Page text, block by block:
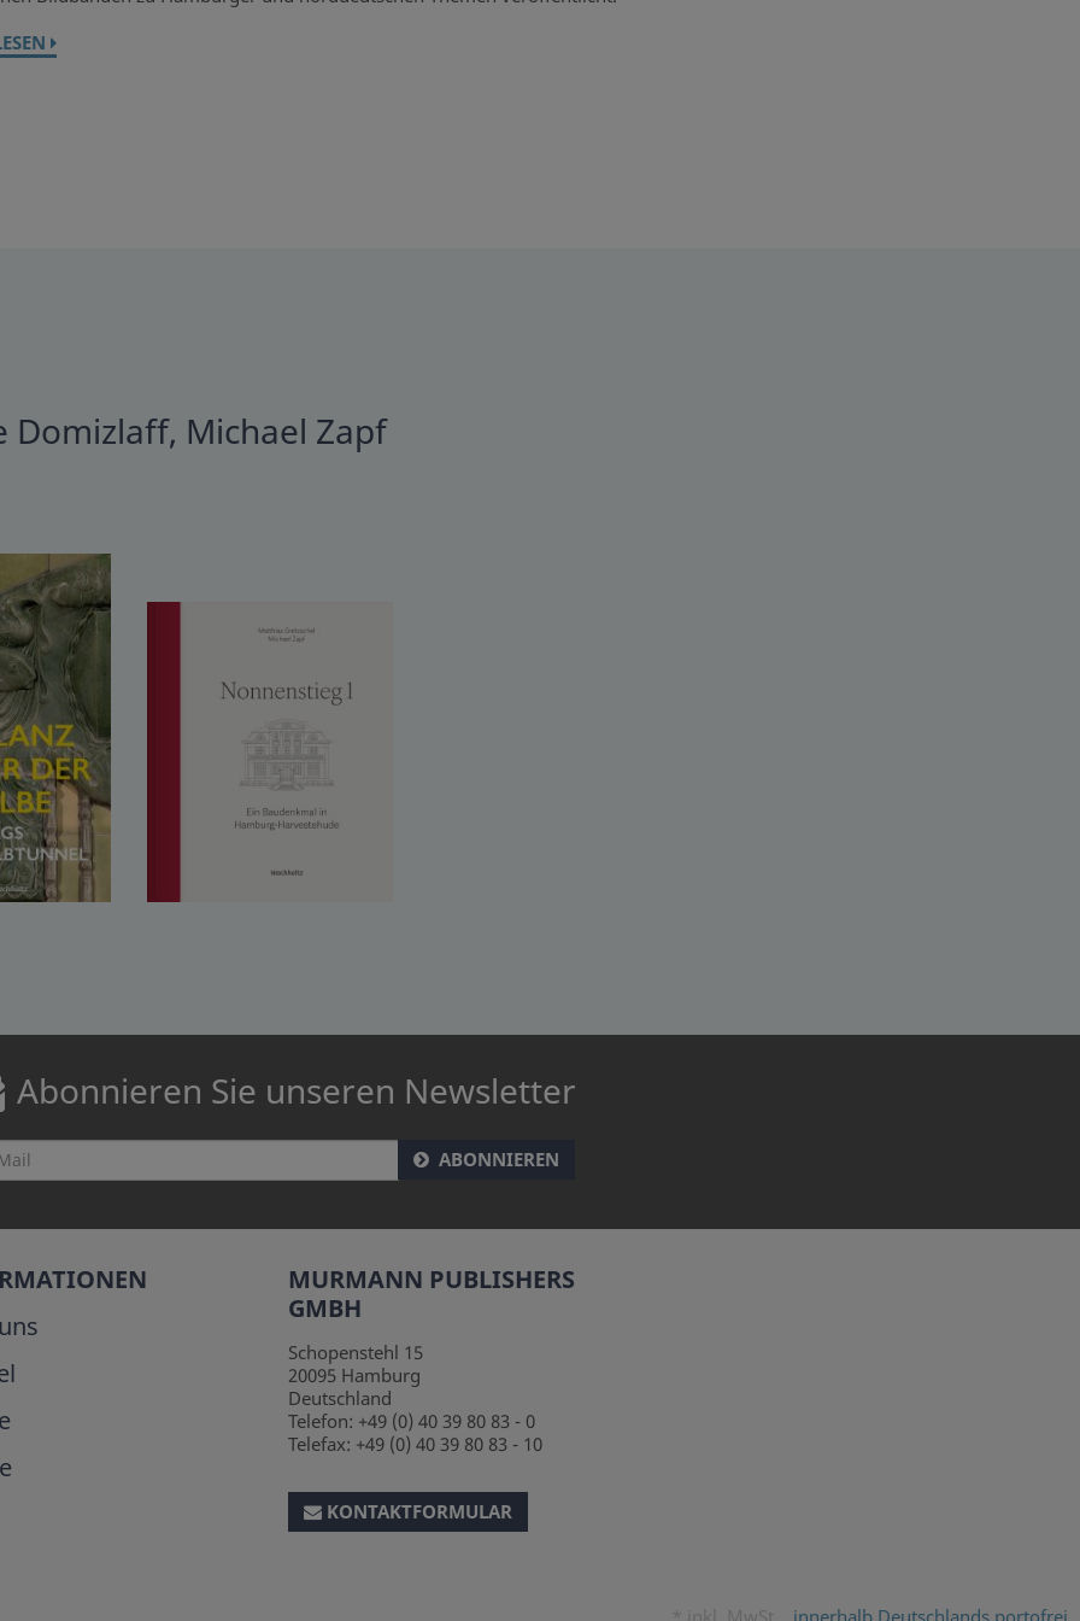
Domizlaff, Michael Zapf
Abonnieren Sie unseren Newsletter
ABONNIEREN
MURMANN PUBLISHERS
GMBH
Schopenstehl 15
20095 Hamburg
Deutschland
Telefon: +49 (0) 40 39 80 83 - 0
Telefax: +49 (0) 40 39 80 83 - 10
KONTAKTFORMULAR
innerhalb Deutschlands portofrei